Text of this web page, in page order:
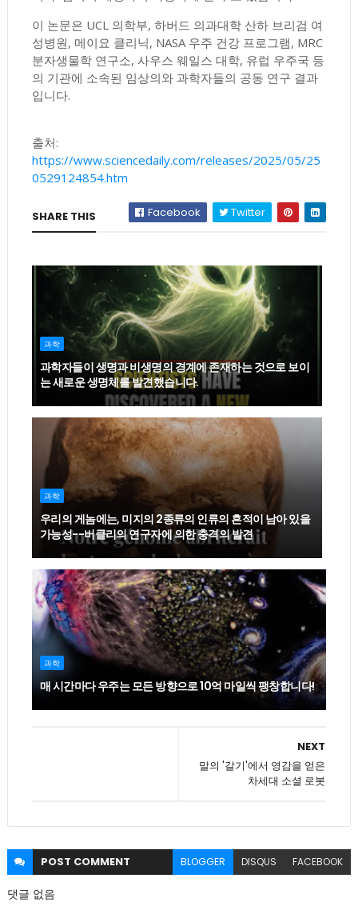
이 논문은 UCL 의학부, 하버드 의과대학 산하 브리검 여
성병원, 메이요 클리닉, NASA 우주 건강 프로그램, MRC
분자생물학 연구소, 사우스 웨일스 대학, 유럽 우주국 등
의 기관에 소속된 임상의와 과학자들의 공동 연구 결과
입니다.
출처:
https://www.sciencedaily.com/releases/2025/05/25
0529124854.htm
SHARE THIS Facebook Twitter
과학
과학자들이 생명과 비생명의 경계에 존재하는 것으로 보이
는 새로운 생명체를 발견했습니다.
과학
우리의 게놈에는, 미지의 2종류의 인류의 흔적이 남아 있을
가능성--버클리의 연구자에 의한 충격의 발견
과학
매 시간마다 우주는 모든 방향으로 10억 마일씩 팽창합니다!
NEXT
말의 '갈기'에서 영감을 얻은
차세대 소셜 로봇
POST COMMENT BLOGGER DISQUS FACEBOOK
댓글 없음